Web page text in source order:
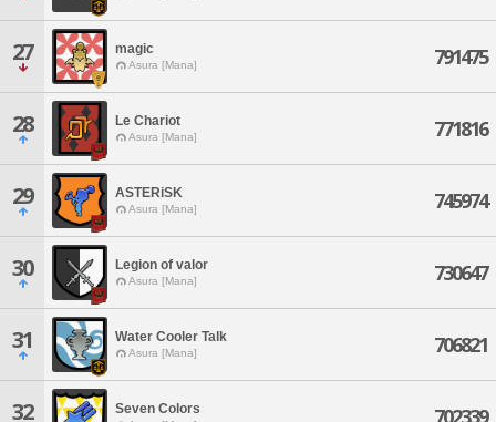
27 magic
Asura [Mana] 791475
28 Le Chariot
Asura [Mana] 771816
29 ASTERiSK
Asura [Mana] 745974
30 Legion of valor
Asura [Mana] 730647
31 Water Cooler Talk
Asura [Mana] 706821
32 Seven Colors 702339